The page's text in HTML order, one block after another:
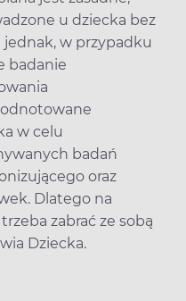
u dziecka bez
w przypadku
badanie
w celu
badań
oraz
Dlatego na
zabrać ze sobą
Dziecka.